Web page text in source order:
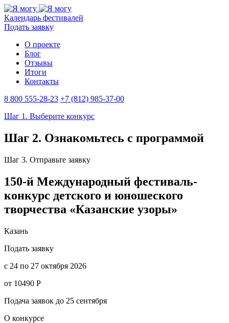
Календарь фестивалей
Подать заявку
О проекте
Блог
Отзывы
Итоги
Контакты
8 800 555-28-23 +7 (812) 985-37-00
Шаг 1. Выберите конкурс
Шаг 2. Ознакомьтесь с программой
Шаг 3. Отправьте заявку
150-й Международный фестиваль-
конкурс детского и юношеского
творчества «Казанские узоры»
Казань
Подать заявку
c 24 по 27 октября 2026
от 10490 Р
Подача заявок до 25 сентября
О конкурсе